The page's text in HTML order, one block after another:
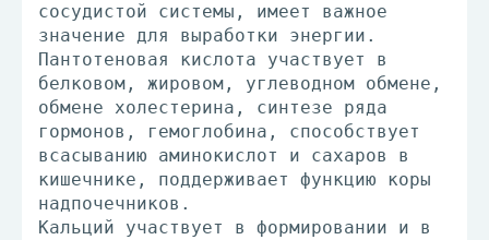
сосудистой системы, имеет важное
значение для выработки энергии.
Пантотеновая кислота участвует в
белковом, жировом, углеводном обмене,
обмене холестерина, синтезе ряда
гормонов, гемоглобина, способствует
всасыванию аминокислот и сахаров в
кишечнике, поддерживает функцию коры
надпочечников.
Кальций участвует в формировании и в